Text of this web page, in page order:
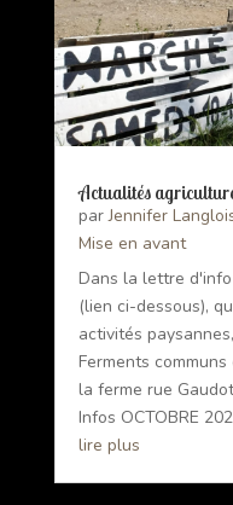
Actualités
parJennifer
Mise en avant
Dans la lettre d'info
(lien ci-dessous),
activités
Ferments
la ferme rue
Infos OCTOBRE
lire plus